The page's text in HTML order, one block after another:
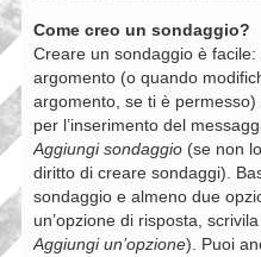
Come creo un sondaggio?
Creare un sondaggio è
argomento (o quando
argomento, se ti è
per l’inserimento del
Aggiungi sondaggio (se non
diritto di creare sondaggi).
sondaggio e almeno due
un’opzione di risposta,
Aggiungi un’opzione). Puoi